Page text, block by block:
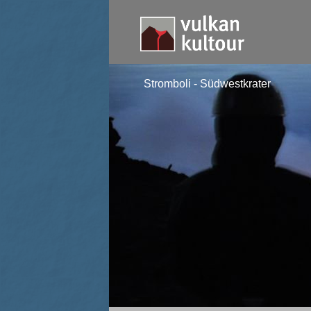
Stromboli - Südwestkrater